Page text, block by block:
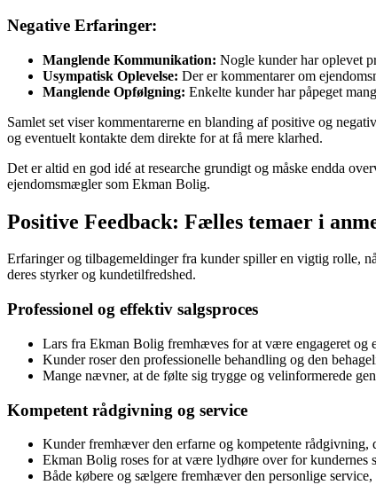
Negative Erfaringer:
Manglende Kommunikation: Nogle kunder har oplevet
Usympatisk Oplevelse: Der er kommentarer om
Manglende Opfølgning: Enkelte kunder har påpeget
Samlet set viser kommentarerne en blanding af positive og
og eventuelt kontakte dem direkte for at få mere klarhed.
Det er altid en god idé at researche grundigt og måske endda
ejendomsmægler som Ekman Bolig.
Positive Feedback: Fælles temaer i
Erfaringer og tilbagemeldinger fra kunder spiller en vigtig rolle,
deres styrker og kundetilfredshed.
Professionel og effektiv salgsproces
Lars fra Ekman Bolig fremhæves for at være engageret og
Kunder roser den professionelle behandling og den
Mange nævner, at de følte sig trygge og velinformerede
Kompetent rådgivning og service
Kunder fremhæver den erfarne og kompetente
Ekman Bolig roses for at være lydhøre over for kundernes
Både købere og sælgere fremhæver den personlige